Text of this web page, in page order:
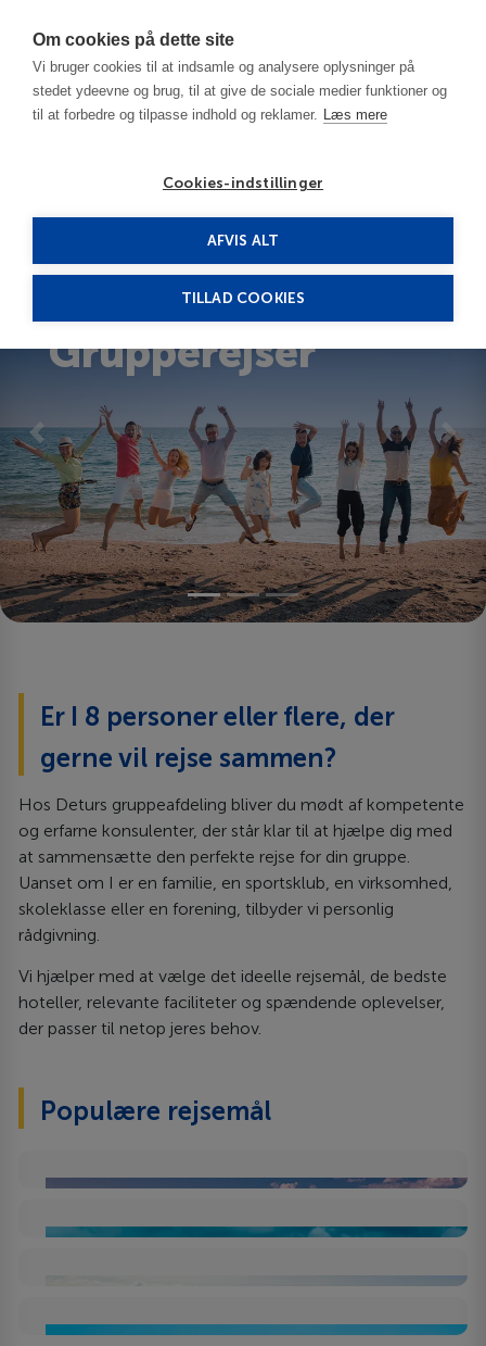
Om cookies på dette site
Vi bruger cookies til at indsamle og analysere oplysninger på
stedet ydeevne og brug, til at give de sociale medier funktioner og
til at forbedre og tilpasse indhold og reklamer. Læs mere
Cookies-indstillinger
AFVIS ALT
TILLAD COOKIES
Grupperejser
Previous Next
Er I 8 personer eller flere, der
gerne vil rejse sammen?
Hos Deturs gruppeafdeling bliver du mødt af kompetente
og erfarne konsulenter, der står klar til at hjælpe dig med
at sammensætte den perfekte rejse for din gruppe.
Uanset om I er en familie, en sportsklub, en virksomhed,
skoleklasse eller en forening, tilbyder vi personlig
rådgivning.
Vi hjælper med at vælge det ideelle rejsemål, de bedste
hoteller, relevante faciliteter og spændende oplevelser,
der passer til netop jeres behov.
Populære rejsemål